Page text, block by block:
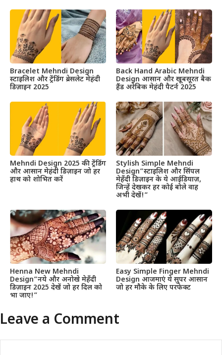
Bracelet Mehndi Design
स्टाइलिश और ट्रेंडिंग ब्रेसलेट मेहंदी
डिज़ाइन 2025
Back Hand Arabic Mehndi
Design आसान और खूबसूरत बैक
हैंड अरेबिक मेहंदी पैटर्न 2025
Mehndi Design 2025 की ट्रेंडिंग
और आसान मेहंदी डिज़ाइन जो हर
हाथ को शोभित करें
Stylish Simple Mehndi
Design”स्टाइलिश और सिंपल
मेहँदी डिज़ाइन के ये आईडियाज़,
जिन्हें देखकर हर कोई बोले वाह
अभी देखें!”
Henna New Mehndi
Design”नये और अनोखे मेहँदी
डिज़ाइन 2025 देखें जो हर दिल को
भा जाए!”
Easy Simple Finger Mehndi
Design आजमाएं ये सुपर आसान
जो हर मौके के लिए परफेक्ट
Leave a Comment